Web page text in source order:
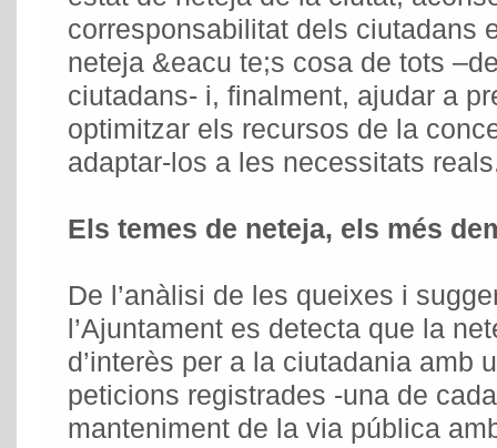
corresponsabilitat dels ciutadans
neteja &eacu te;s cosa de tots
ciutadans- i, finalment, ajudar a
optimitzar els recursos de la
adaptar-los a les necessitats
Els temes de neteja, els més
De l’anàlisi de les queixes i
l’Ajuntament es detecta que la
d’interès per a la ciutadania amb
peticions registrades -una de
manteniment de la via pública